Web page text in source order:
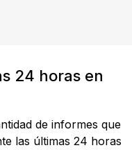
24 horas en
de informes que
las últimas 24 horas